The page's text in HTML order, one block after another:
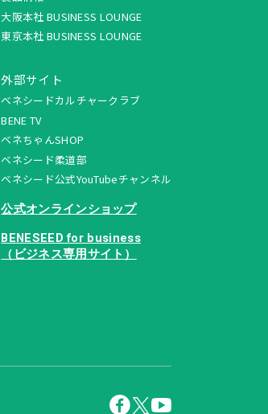
大阪本社 BUSINESS LOUNGE
東京本社 BUSINESS LOUNGE
外部サイト
ベネシードカルチャークラブ
BENE TV
ベネちゃんSHOP
ベネシード柔道部
ベネシード公式YouTubeチャンネル
公式オンラインショップ
BENESEED for business
（ビジネス専用サイト）